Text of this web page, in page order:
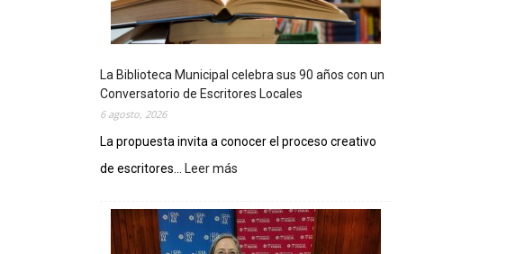
La Biblioteca Municipal celebra sus 90 años con un
Conversatorio de Escritores Locales
6 agosto, 2026
La propuesta invita a conocer el proceso creativo
de escritores...
Leer más
a
B
i